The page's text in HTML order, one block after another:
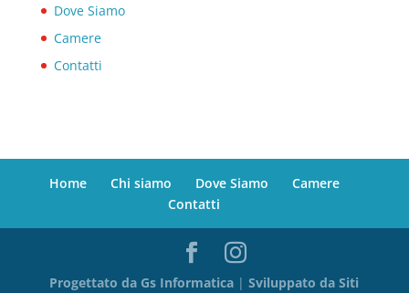
Dove Siamo
Camere
Contatti
Home Chi siamo Dove Siamo
Camere
Contatti
Progettato da Gs Informatica |Sviluppato da Siti